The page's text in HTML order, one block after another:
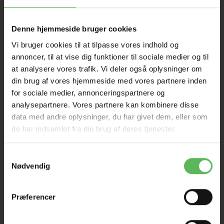
Denne hjemmeside bruger cookies
Vi bruger cookies til at tilpasse vores indhold og
annoncer, til at vise dig funktioner til sociale medier og til
at analysere vores trafik. Vi deler også oplysninger om
din brug af vores hjemmeside med vores partnere inden
for sociale medier, annonceringspartnere og
analysepartnere. Vores partnere kan kombinere disse
data med andre oplysninger, du har givet dem, eller som
de har indsamlet fra din brug af deres tjenester.
Nødvendig
Præferencer
SAT NED
Tilbud GÆLDER IKKE
I FYSISK BUTIKKERE
BESKRIVELSE
Den bedste pleje til sund pels
alle typer af pels hos hunde og katte. Vi har 40 års